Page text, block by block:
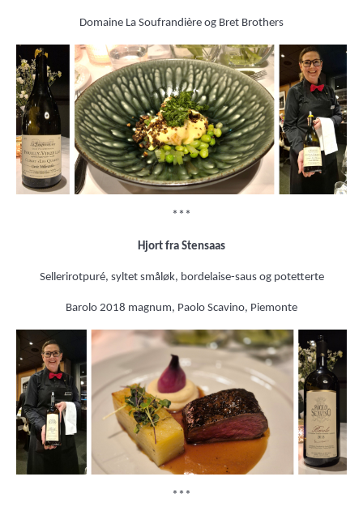
Domaine La Soufrandière og Bret Brothers
***
Hjort fra Stensaas
Sellerirotpuré, syltet småløk, bordelaise-saus og potetterte
Barolo 2018 magnum, Paolo Scavino, Piemonte
***